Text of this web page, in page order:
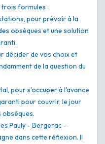
trois formules :
pour prévoir à la
obsèques et une solution
décider de vos choix et
de la question du
pour s’occuper à l’avance
pour couvrir, le jour
Pauly - Bergerac -
dans cette réflexion. Il